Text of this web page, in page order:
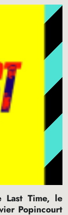
Last Time, le
Popincourt